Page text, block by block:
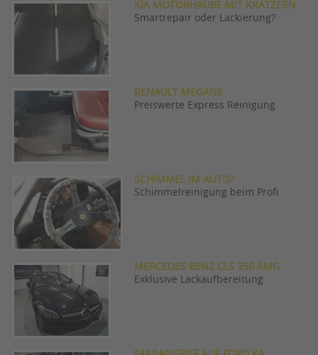
KIA MOTORHAUBE MIT KRATZERN
Smartrepair oder Lackierung?
RENAULT MEGANE
Preiswerte Express Reinigung
SCHIMMEL IM AUTO?
Schimmelreinigung beim Profi
MERCEDES BENZ CLS 350 AMG
Exklusive Lackaufbereitung